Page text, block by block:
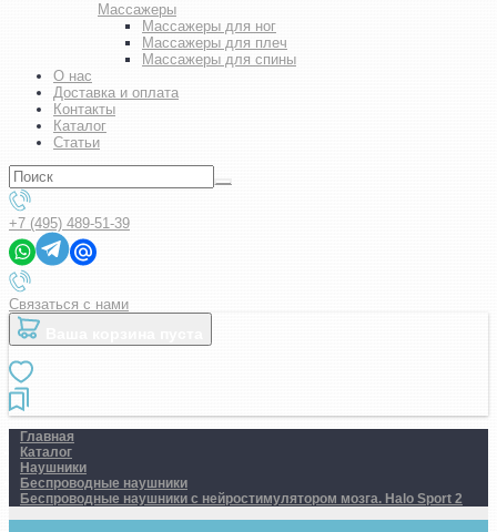
Массажеры
Массажеры для ног
Массажеры для плеч
Массажеры для спины
О нас
Доставка и оплата
Контакты
Каталог
Статьи
+7 (495) 489-51-39
Связаться с нами
Главная
Каталог
Наушники
Беспроводные наушники
Беспроводные наушники с нейростимулятором мозга. Halo Sport 2